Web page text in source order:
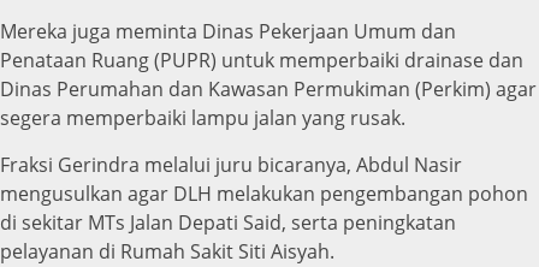
Mereka juga meminta Dinas Pekerjaan Umum dan
Penataan Ruang (PUPR) untuk memperbaiki drainase dan
Dinas Perumahan dan Kawasan Permukiman (Perkim) agar
segera memperbaiki lampu jalan yang rusak.
Fraksi Gerindra melalui juru bicaranya, Abdul Nasir
mengusulkan agar DLH melakukan pengembangan pohon
di sekitar MTs Jalan Depati Said, serta peningkatan
pelayanan di Rumah Sakit Siti Aisyah.